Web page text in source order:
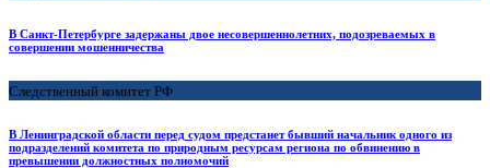
В Санкт-Петербурге задержаны двое несовершеннолетних, подозреваемых в
совершении мошенничества
Следственный комитет РФ
В Ленинградской области перед судом предстанет бывший начальник одного из
подразделений комитета по природным ресурсам региона по обвинению в
превышении должностных полномочий